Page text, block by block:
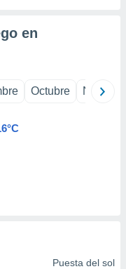
en
Octubre
Puesta del sol